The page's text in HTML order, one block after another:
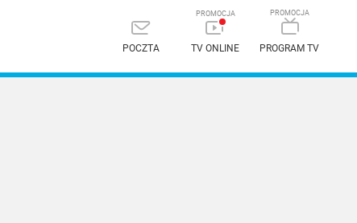
POCZTA TV ONLINE PROGRAM TV